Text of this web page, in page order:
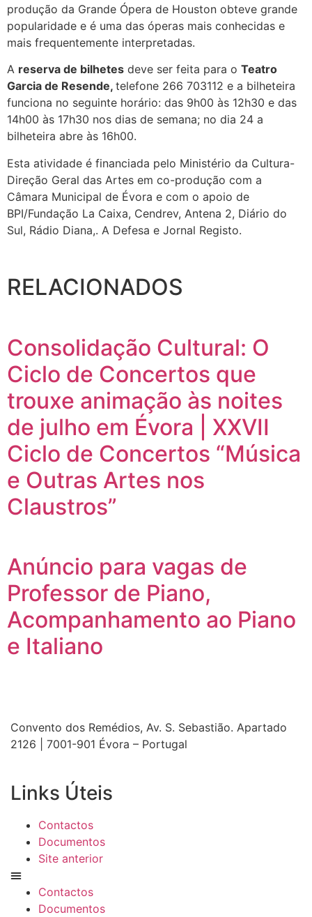
produção da Grande Ópera de Houston obteve grande
popularidade e é uma das óperas mais conhecidas e
mais frequentemente interpretadas.
A reserva de bilhetes deve ser feita para o Teatro
Garcia de Resende, telefone 266 703112 e a bilheteira
funciona no seguinte horário: das 9h00 às 12h30 e das
14h00 às 17h30 nos dias de semana; no dia 24 a
bilheteira abre às 16h00.
Esta atividade é financiada pelo Ministério da Cultura-
Direção Geral das Artes em co-produção com a
Câmara Municipal de Évora e com o apoio de
BPI/Fundação La Caixa, Cendrev, Antena 2, Diário do
Sul, Rádio Diana,. A Defesa e Jornal Registo.
RELACIONADOS
Consolidação Cultural: O
Ciclo de Concertos que
trouxe animação às noites
de julho em Évora | XXVII
Ciclo de Concertos “Música
e Outras Artes nos
Claustros”
Anúncio para vagas de
Professor de Piano,
Acompanhamento ao Piano
e Italiano
Convento dos Remédios, Av. S. Sebastião. Apartado
2126 | 7001-901 Évora – Portugal
Links Úteis
Contactos
Documentos
Site anterior
Contactos
Documentos